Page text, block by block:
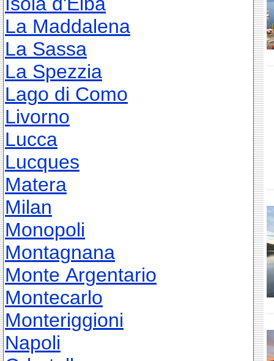
La Maddalena
La Sassa
La Spezzia
Lago di Como
Livorno
Lucca
Lucques
Matera
Milan
Monopoli
Montagnana
Monte Argentario
Montecarlo
Monteriggioni
Napoli